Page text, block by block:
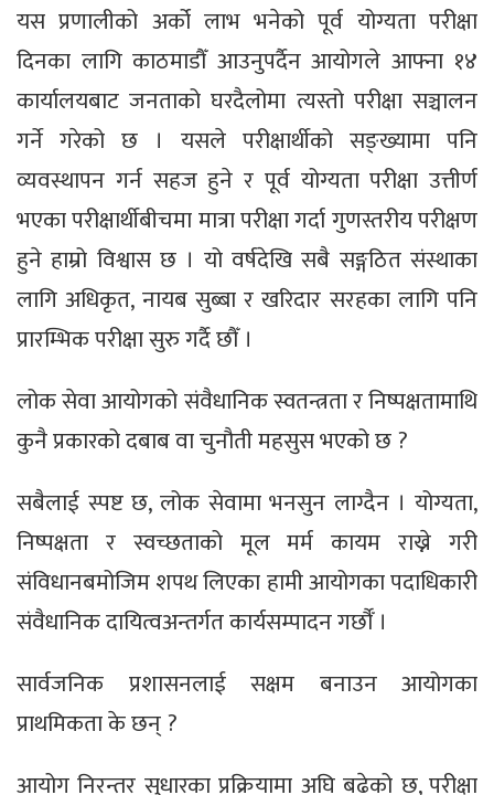
यस प्रणालीको अर्को लाभ भनेको पूर्व योग्यता परीक्षा
दिनका लागि काठमाडौँ आउनुपर्दैन आयोगले आफ्ना १४
कार्यालयबाट जनताको घरदैलोमा त्यस्तो परीक्षा सञ्चालन
गर्ने गरेको छ । यसले परीक्षार्थीको सङ्ख्यामा पनि
व्यवस्थापन गर्न सहज हुने र पूर्व योग्यता परीक्षा उत्तीर्ण
भएका परीक्षार्थीबीचमा मात्रा परीक्षा गर्दा गुणस्तरीय परीक्षण
हुने हाम्रो विश्वास छ । यो वर्षदेखि सबै सङ्गठित संस्थाका
लागि अधिकृत, नायब सुब्बा र खरिदार सरहका लागि पनि
प्रारम्भिक परीक्षा सुरु गर्दै छौँ ।
लोक सेवा आयोगको संवैधानिक स्वतन्त्रता र निष्पक्षतामाथि
कुनै प्रकारको दबाब वा चुनौती महसुस भएको छ ?
सबैलाई स्पष्ट छ, लोक सेवामा भनसुन लाग्दैन । योग्यता,
निष्पक्षता र स्वच्छताको मूल मर्म कायम राख्ने गरी
संविधानबमोजिम शपथ लिएका हामी आयोगका पदाधिकारी
संवैधानिक दायित्वअन्तर्गत कार्यसम्पादन गर्छौँ ।
सार्वजनिक प्रशासनलाई सक्षम बनाउन आयोगका
प्राथमिकता के छन् ?
आयोग निरन्तर सुधारका प्रक्रियामा अघि बढेको छ, परीक्षा